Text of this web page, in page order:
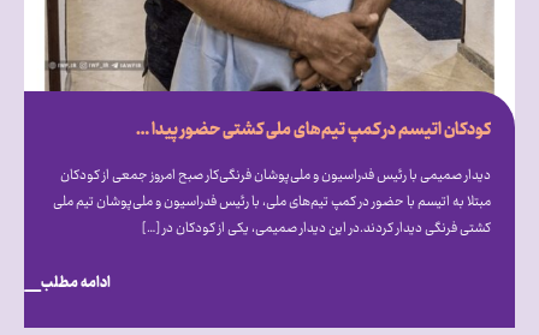
کودکان اتیسم در کمپ تیم‌های ملی کشتی حضور پیدا کردند
دیدار صمیمی با رئیس فدراسیون و ملی‌پوشان فرنگی‌کار صبح امروز جمعی از کودکان
مبتلا به اتیسم با حضور در کمپ تیم‌های ملی، با رئیس فدراسیون و ملی‌پوشان تیم ملی
کشتی فرنگی دیدار کردند.در این دیدار صمیمی، یکی از کودکان در […]
ادامه مطلب